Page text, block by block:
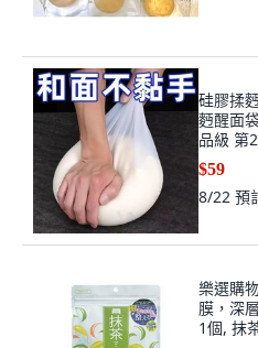
硅膠揉
麪醒面
品級 第
硅膠 ,全
式可選
$59
8/22 預
樂選購
膜，深
1個, 抹